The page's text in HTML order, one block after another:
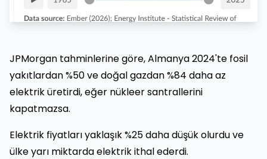
JPMorgan tahminlerine göre, Almanya 2024'te fosil
yakıtlardan %50 ve doğal gazdan %84 daha az
elektrik üretirdi, eğer nükleer santrallerini
kapatmazsa.
Elektrik fiyatları yaklaşık %25 daha düşük olurdu ve
ülke yarı miktarda elektrik ithal ederdi.